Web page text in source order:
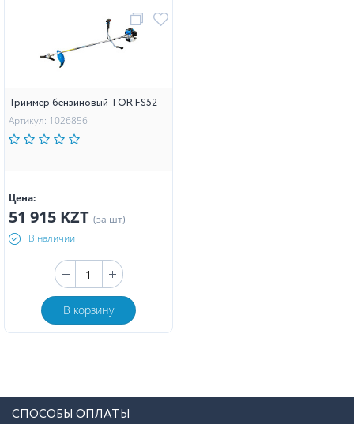
Триммер бензиновый TOR FS52
Артикул: 1026856
Цена:
51 915 KZT (за шт)
В наличии
В корзину
СПОСОБЫ ОПЛАТЫ